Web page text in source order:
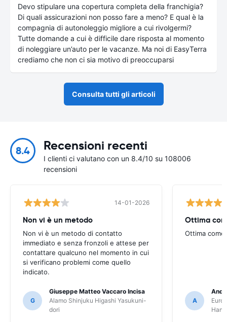
Devo stipulare una copertura completa della franchigia?
Di quali assicurazioni non posso fare a meno? E qual è la
compagnia di autonoleggio migliore a cui rivolgermi?
Tutte domande a cui è difficile dare risposta al momento
di noleggiare un’auto per le vacanze. Ma noi di EasyTerra
crediamo che non ci sia motivo di preoccuparsi
Consulta tutti gli articoli
8.4 Recensioni recenti
I clienti ci valutano con un 8.4/10 su 108006
recensioni
14-01-2026
Non vi è un metodo
Non vi è un metodo di contatto
immediato e senza fronzoli e attese per
contattare qualcuno nel momento in cui
si verificano problemi come quello
indicato.
G
Giuseppe Matteo Vaccaro Incisa
Alamo Shinjuku Higashi Yasukuni-
dori
Ottima
Ottima come
A